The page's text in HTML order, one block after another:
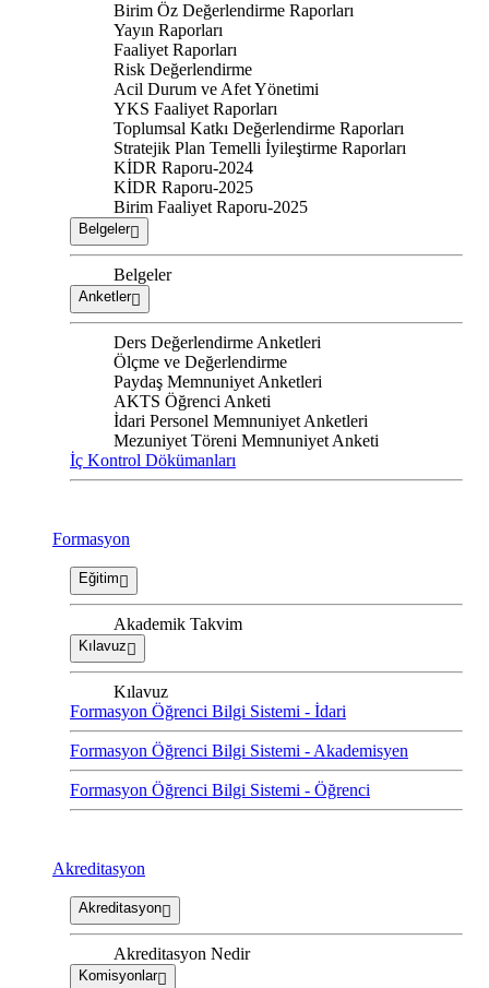
Birim Öz Değerlendirme Raporları
Yayın Raporları
Faaliyet Raporları
Risk Değerlendirme
Acil Durum ve Afet Yönetimi
YKS Faaliyet Raporları
Toplumsal Katkı Değerlendirme Raporları
Stratejik Plan Temelli İyileştirme Raporları
KİDR Raporu-2024
KİDR Raporu-2025
Birim Faaliyet Raporu-2025
Belgeler
Belgeler
Anketler
Ders Değerlendirme Anketleri
Ölçme ve Değerlendirme
Paydaş Memnuniyet Anketleri
AKTS Öğrenci Anketi
İdari Personel Memnuniyet Anketleri
Mezuniyet Töreni Memnuniyet Anketi
İç Kontrol Dökümanları
Formasyon
Eğitim
Akademik Takvim
Kılavuz
Kılavuz
Formasyon Öğrenci Bilgi Sistemi - İdari
Formasyon Öğrenci Bilgi Sistemi - Akademisyen
Formasyon Öğrenci Bilgi Sistemi - Öğrenci
Akreditasyon
Akreditasyon
Akreditasyon Nedir
Komisyonlar